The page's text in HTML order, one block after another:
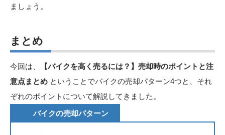
ましょう。
まとめ
今回は、
【バイクを高く売るには？】売却時のポイントと注
意点まとめ ということでバイクの売却パターン4つと、それ
ぞれのポイントについて解説してきました。
バイクの売却パターン